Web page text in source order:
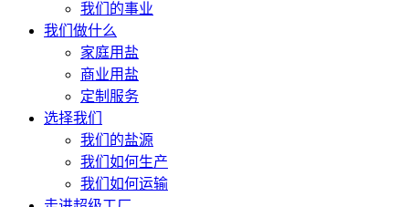
我们的事业
我们做什么
家庭用盐
商业用盐
定制服务
选择我们
我们的盐源
我们如何生产
我们如何运输